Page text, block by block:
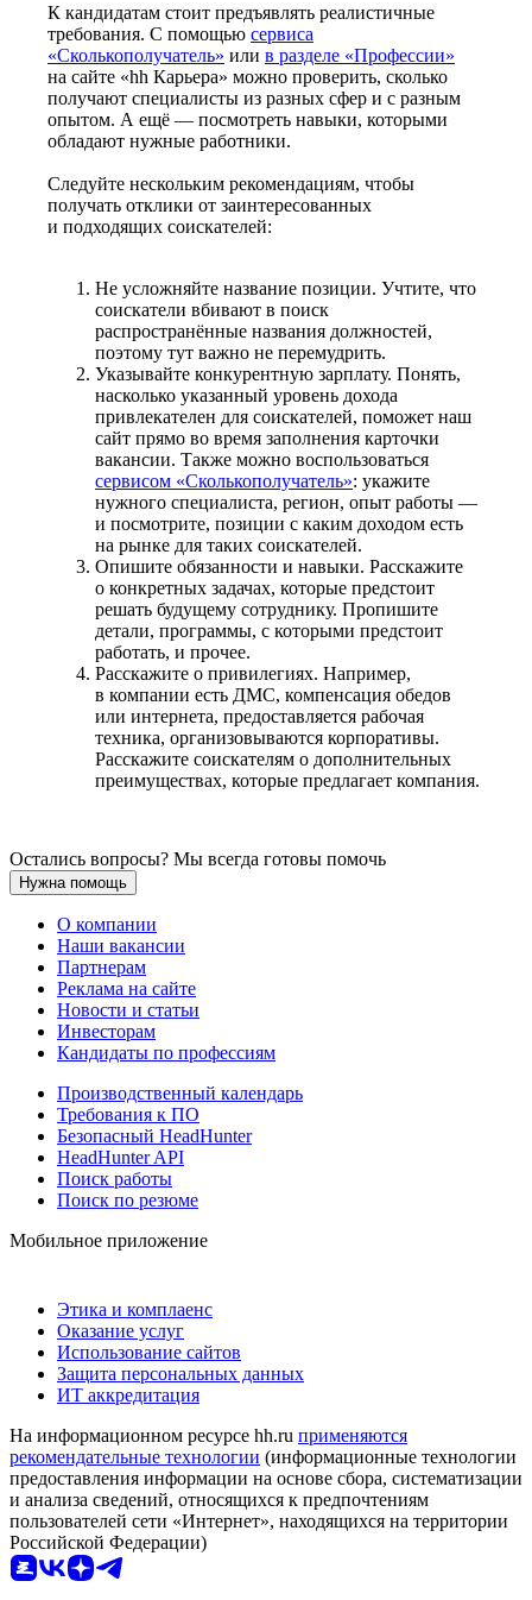
К кандидатам стоит предъявлять реалистичные
требования. С помощью сервиса
«Сколькополучатель» или в разделе «Профессии»
на сайте «hh Карьера» можно проверить, сколько
получают специалисты из разных сфер и с разным
опытом. А ещё — посмотреть навыки, которыми
обладают нужные работники.
Следуйте нескольким рекомендациям, чтобы
получать отклики от заинтересованных
и подходящих соискателей:
Не усложняйте название позиции. Учтите, что
соискатели вбивают в поиск
распространённые названия должностей,
поэтому тут важно не перемудрить.
Указывайте конкурентную зарплату. Понять,
насколько указанный уровень дохода
привлекателен для соискателей, поможет наш
сайт прямо во время заполнения карточки
вакансии. Также можно воспользоваться
сервисом «Сколькополучатель»: укажите
нужного специалиста, регион, опыт работы —
и посмотрите, позиции с каким доходом есть
на рынке для таких соискателей.
Опишите обязанности и навыки. Расскажите
о конкретных задачах, которые предстоит
решать будущему сотруднику. Пропишите
детали, программы, с которыми предстоит
работать, и прочее.
Расскажите о привилегиях. Например,
в компании есть ДМС, компенсация обедов
или интернета, предоставляется рабочая
техника, организовываются корпоративы.
Расскажите соискателям о дополнительных
преимуществах, которые предлагает компания.
Остались вопросы? Мы всегда готовы помочь
Нужна помощь
О компании
Наши вакансии
Партнерам
Реклама на сайте
Новости и статьи
Инвесторам
Кандидаты по профессиям
Производственный календарь
Требования к ПО
Безопасный HeadHunter
HeadHunter API
Поиск работы
Поиск по резюме
Мобильное приложение
Этика и комплаенс
Оказание услуг
Использование сайтов
Защита персональных данных
ИТ аккредитация
На информационном ресурсе hh.ru применяются
рекомендательные технологии (информационные технологии
предоставления информации на основе сбора, систематизации
и анализа сведений, относящихся к предпочтениям
пользователей сети «Интернет», находящихся на территории
Российской Федерации)